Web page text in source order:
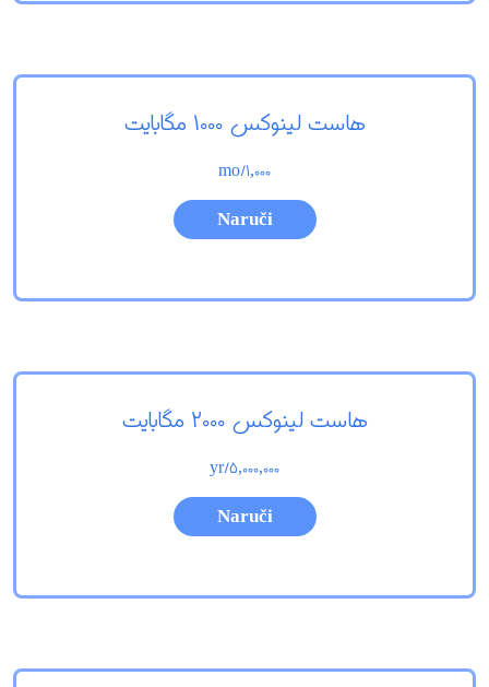
هاست لینوکس 1000 مگابایت
1,000
/mo
Naruči
هاست لینوکس 2000 مگابایت
5,000,000
/yr
Naruči